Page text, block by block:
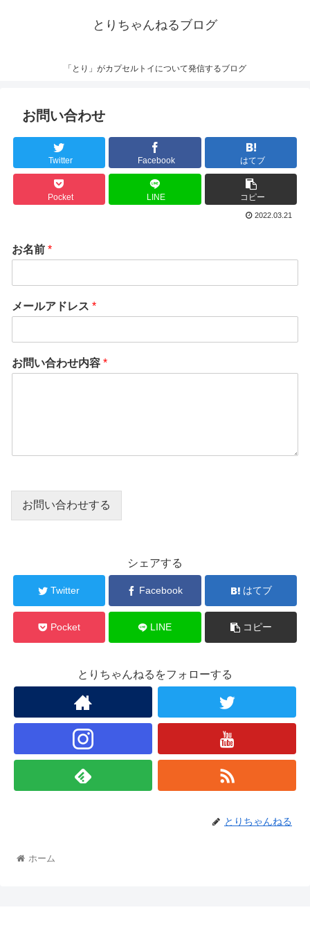
とりちゃんねるブログ
「とり」がカプセルトイについて発信するブログ
お問い合わせ
Twitter Facebook はてブ
Pocket LINE コピー
2022.03.21
お名前 *
メールアドレス *
お問い合わせ内容 *
お問い合わせする
シェアする
Twitter Facebook はてブ
Pocket LINE コピー
とりちゃんねるをフォローする
とりちゃんねる
ホーム